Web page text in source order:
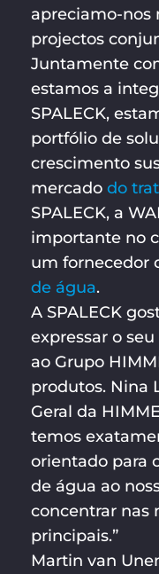
apreciamo-nos
projectos
Juntamente
estamos a
SPALECK,
portfólio de
crescimento
mercado do
SPALECK, a
importante no
um fornecedor
de água.
A SPALECK
expressar o
ao Grupo
produtos. Nina
Geral da
temos
orientado para
de água ao
concentrar nas
principais.”
Martin van